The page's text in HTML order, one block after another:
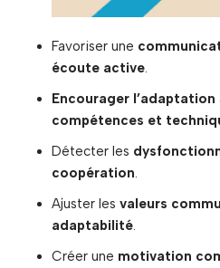
Favoriser une
écoute active.
Encourager l’adaptation
compétences et
Détecter les
coopération.
Ajuster lesvaleurs
adaptabilité.
Créer une motivation